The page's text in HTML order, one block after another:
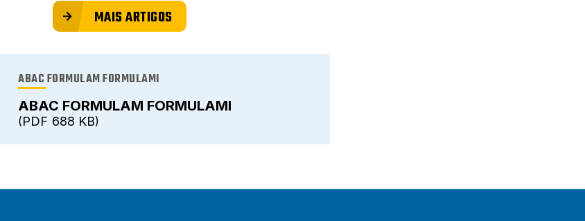
MAIS ARTIGOS
ABAC FORMULAM FORMULAMI
ABAC FORMULAM FORMULAMI
688 KB
PDF